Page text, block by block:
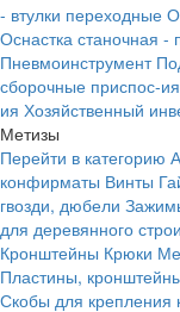
- втулки переходные
Оснастка станочная -
Пневмоинструмент
сборочные приспос-ия
ия Хозяйственный
Метизы
Перейти в категорию
конфирматы Винты
гвозди, дюбели
для деревянного
Кронштейны Крюки
Пластины,
Скобы для крепления